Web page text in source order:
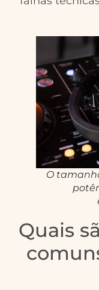
O
Quais